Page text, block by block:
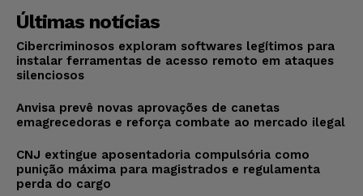
Últimas notícias
Cibercriminosos exploram softwares legítimos para
instalar ferramentas de acesso remoto em ataques
silenciosos
Anvisa prevê novas aprovações de canetas
emagrecedoras e reforça combate ao mercado ilegal
CNJ extingue aposentadoria compulsória como
punição máxima para magistrados e regulamenta
perda do cargo